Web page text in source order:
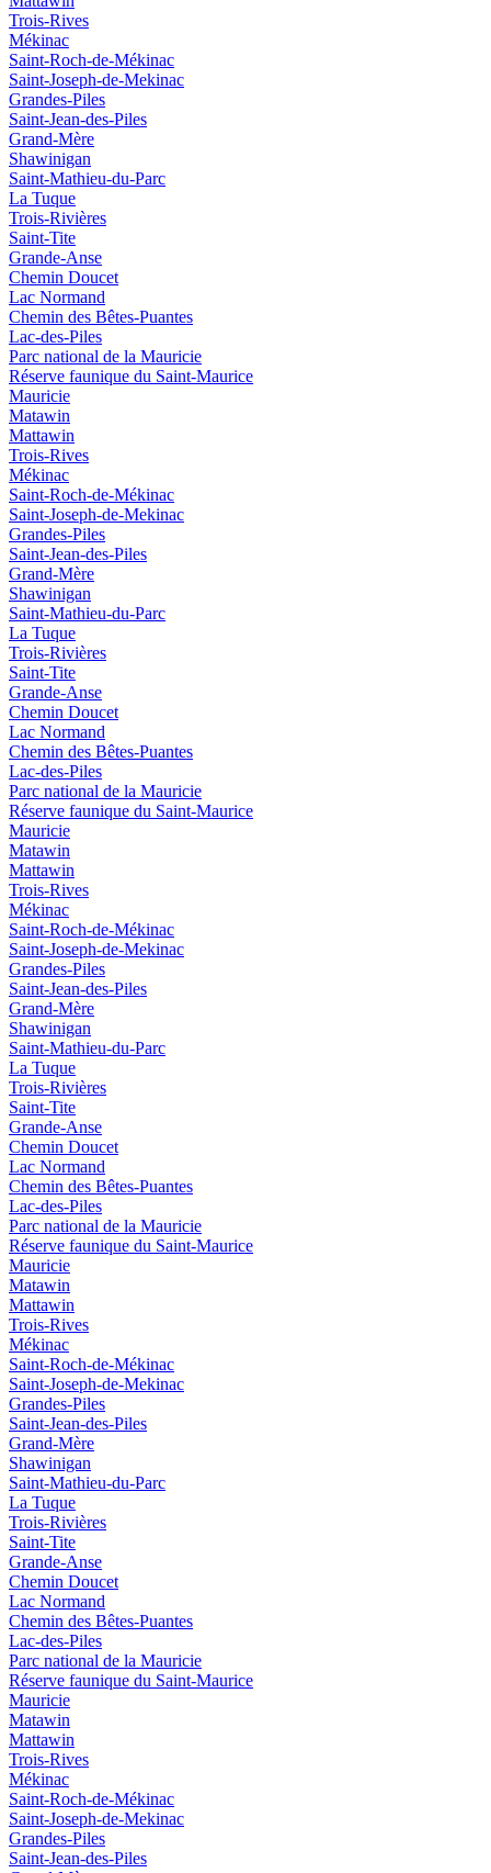
Trois-Rives
Mékinac
Saint-Roch-de-Mékinac
Saint-Joseph-de-Mekinac
Grandes-Piles
Saint-Jean-des-Piles
Grand-Mère
Shawinigan
Saint-Mathieu-du-Parc
La Tuque
Trois-Rivières
Saint-Tite
Grande-Anse
Chemin Doucet
Lac Normand
Chemin des Bêtes-Puantes
Lac-des-Piles
Parc national de la Mauricie
Réserve faunique du Saint‑Maurice
Mauricie
Matawin
Mattawin
Trois-Rives
Mékinac
Saint-Roch-de-Mékinac
Saint-Joseph-de-Mekinac
Grandes-Piles
Saint-Jean-des-Piles
Grand-Mère
Shawinigan
Saint-Mathieu-du-Parc
La Tuque
Trois-Rivières
Saint-Tite
Grande-Anse
Chemin Doucet
Lac Normand
Chemin des Bêtes-Puantes
Lac-des-Piles
Parc national de la Mauricie
Réserve faunique du Saint‑Maurice
Mauricie
Matawin
Mattawin
Trois-Rives
Mékinac
Saint-Roch-de-Mékinac
Saint-Joseph-de-Mekinac
Grandes-Piles
Saint-Jean-des-Piles
Grand-Mère
Shawinigan
Saint-Mathieu-du-Parc
La Tuque
Trois-Rivières
Saint-Tite
Grande-Anse
Chemin Doucet
Lac Normand
Chemin des Bêtes-Puantes
Lac-des-Piles
Parc national de la Mauricie
Réserve faunique du Saint‑Maurice
Mauricie
Matawin
Mattawin
Trois-Rives
Mékinac
Saint-Roch-de-Mékinac
Saint-Joseph-de-Mekinac
Grandes-Piles
Saint-Jean-des-Piles
Grand-Mère
Shawinigan
Saint-Mathieu-du-Parc
La Tuque
Trois-Rivières
Saint-Tite
Grande-Anse
Chemin Doucet
Lac Normand
Chemin des Bêtes-Puantes
Lac-des-Piles
Parc national de la Mauricie
Réserve faunique du Saint‑Maurice
Mauricie
Matawin
Mattawin
Trois-Rives
Mékinac
Saint-Roch-de-Mékinac
Saint-Joseph-de-Mekinac
Grandes-Piles
Saint-Jean-des-Piles